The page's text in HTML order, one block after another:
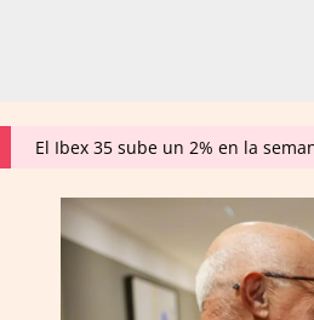
El Ibex 35 sube un 2% en la